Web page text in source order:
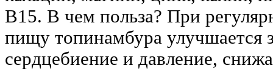
В15. В чем польза? При
пищу топинамбура улучшается
сердцебиение и давление,